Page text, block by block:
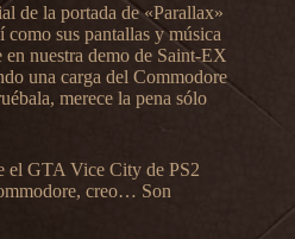
de la portada de «Parallax»
como sus pantallas y música
en nuestra demo de Saint-EX
una carga del Commodore
merece la pena sólo
el GTA Vice City de PS2
creo… Son